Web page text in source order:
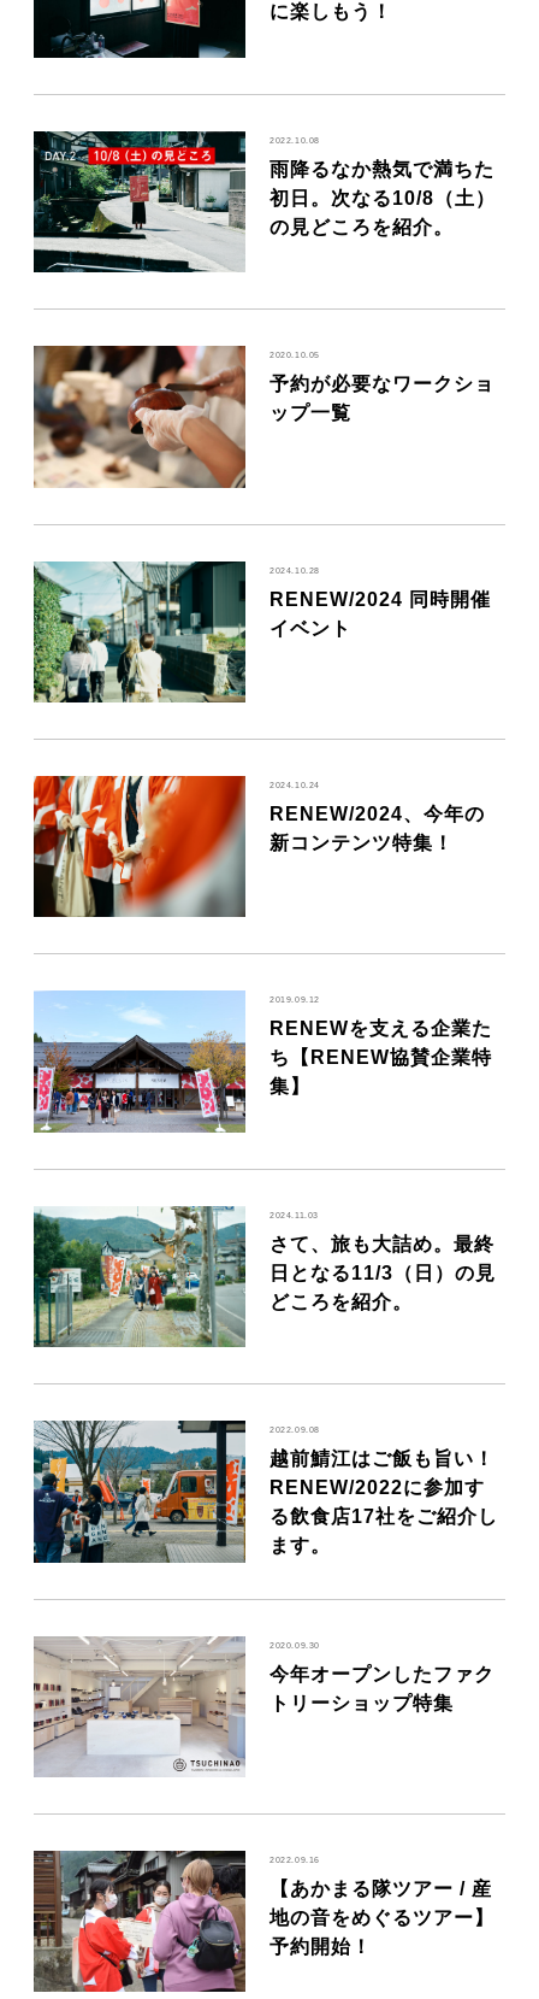
に楽しもう！
2022.10.08
雨降るなか熱気で満ちた
初日。次なる10/8（土）
の見どころを紹介。
2020.10.05
予約が必要なワークショ
ップ一覧
2024.10.28
RENEW/2024 同時開催
イベント
2024.10.24
RENEW/2024、今年の
新コンテンツ特集！
2019.09.12
RENEWを支える企業た
ち【RENEW協賛企業特
集】
2024.11.03
さて、旅も大詰め。最終
日となる11/3（日）の見
どころを紹介。
2022.09.08
越前鯖江はご飯も旨い！
RENEW/2022に参加す
る飲食店17社をご紹介し
ます。
2020.09.30
今年オープンしたファク
トリーショップ特集
2022.09.16
【あかまる隊ツアー / 産
地の音をめぐるツアー】
予約開始！